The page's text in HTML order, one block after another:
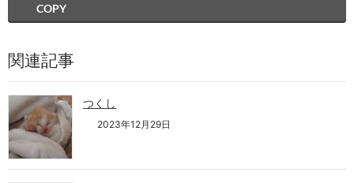
COPY
関連記事
つくし
2023年12月29日